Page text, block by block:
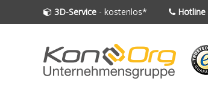
3D-Service - kostenlos* Hotline